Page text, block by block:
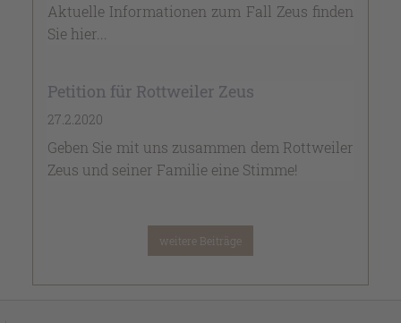
Aktuelle Informationen zum Fall Zeus finden
Sie hier...
Petition für Rottweiler Zeus
27.2.2020
Geben Sie mit uns zusammen dem Rottweiler
Zeus und seiner Familie eine Stimme!
weitere Beiträge